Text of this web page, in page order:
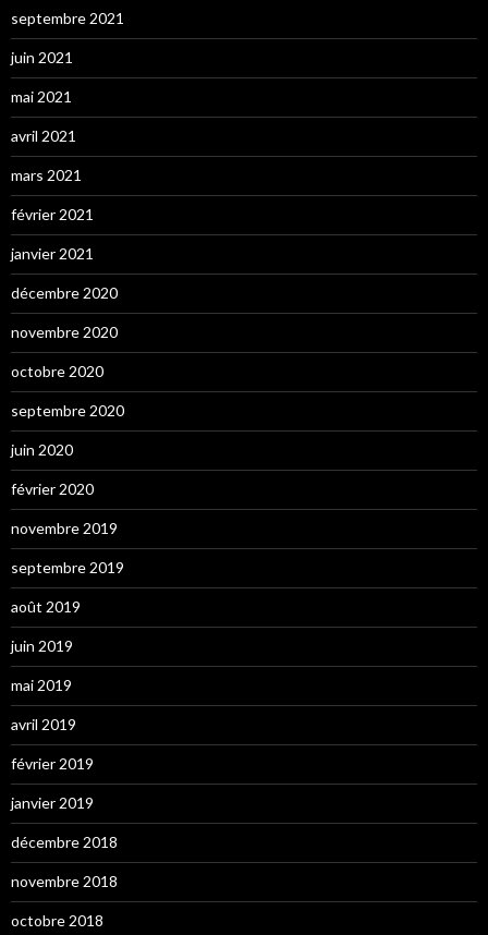
septembre 2021
juin 2021
mai 2021
avril 2021
mars 2021
février 2021
janvier 2021
décembre 2020
novembre 2020
octobre 2020
septembre 2020
juin 2020
février 2020
novembre 2019
septembre 2019
août 2019
juin 2019
mai 2019
avril 2019
février 2019
janvier 2019
décembre 2018
novembre 2018
octobre 2018